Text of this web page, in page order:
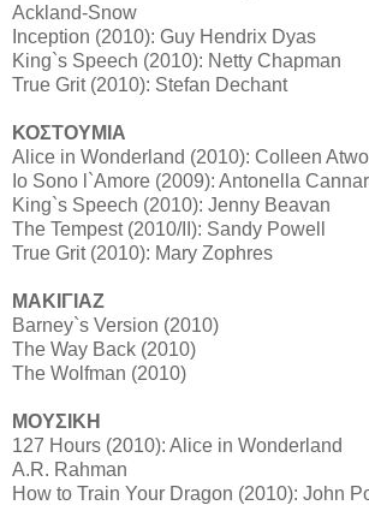
Ackland-Snow
Inception (2010): Guy Hendrix Dyas
King`s Speech (2010): Netty Chapman
True Grit (2010): Stefan Dechant
ΚΟΣΤΟΥΜΙΑ
Alice in Wonderland (2010): Colleen
Io Sono l`Amore (2009): Antonella
King`s Speech (2010): Jenny Beavan
The Tempest (2010/II): Sandy Powell
True Grit (2010): Mary Zophres
ΜΑΚΙΓΙΑΖ
Barney`s Version (2010)
The Way Back (2010)
The Wolfman (2010)
ΜΟΥΣΙΚΗ
127 Hours (2010): Alice in Wonderland
A.R. Rahman
How to Train Your Dragon (2010): John